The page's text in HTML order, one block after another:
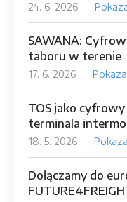
24. 6. 2026
SAWANA:
taboru w terenie
17. 6. 2026
TOS jako
terminala
18. 5. 2026
Dołączamy do